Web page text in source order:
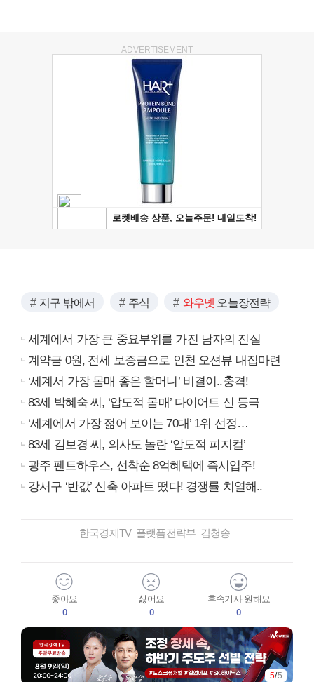
ADVERTISEMENT
지구 밖에서 주식 와우넷 오늘장전략
세계에서 가장 큰 중요부위를 가진 남자의 진실
계약금 0원, 전세 보증금으로 인천 오션뷰 내집마련
‘세계서 가장 몸매 좋은 할머니’ 비결이..충격!
83세 박혜숙 씨, ‘압도적 몸매’ 다이어트 신 등극
‘세계에서 가장 젊어 보이는 70대’ 1위 선정…
83세 김보경 씨, 의사도 놀란 ‘압도적 피지컬’
광주 펜트하우스, 선착순 8억혜택에 즉시입주!
강서구 ‘반값’ 신축 아파트 떴다! 경쟁률 치열해..
한국경제TV 플랫폼전략부 김청송
좋아요
0
싫어요
0
후속기사 원해요
0
5/5